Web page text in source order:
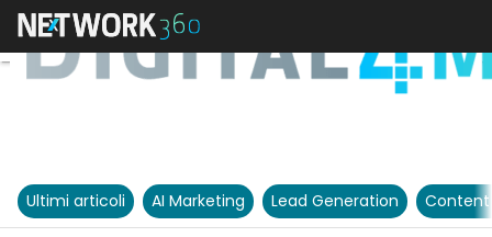
Ultimi articoli AI Marketing Lead Generation